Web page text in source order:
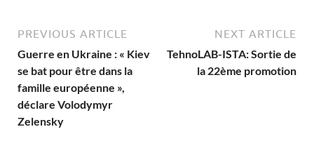
PREVIOUS ARTICLE
Guerre en Ukraine : « Kiev
se bat pour être dans la
famille européenne »,
déclare Volodymyr
Zelensky
NEXT ARTICLE
TehnoLAB-ISTA: Sortie de
la 22ème promotion